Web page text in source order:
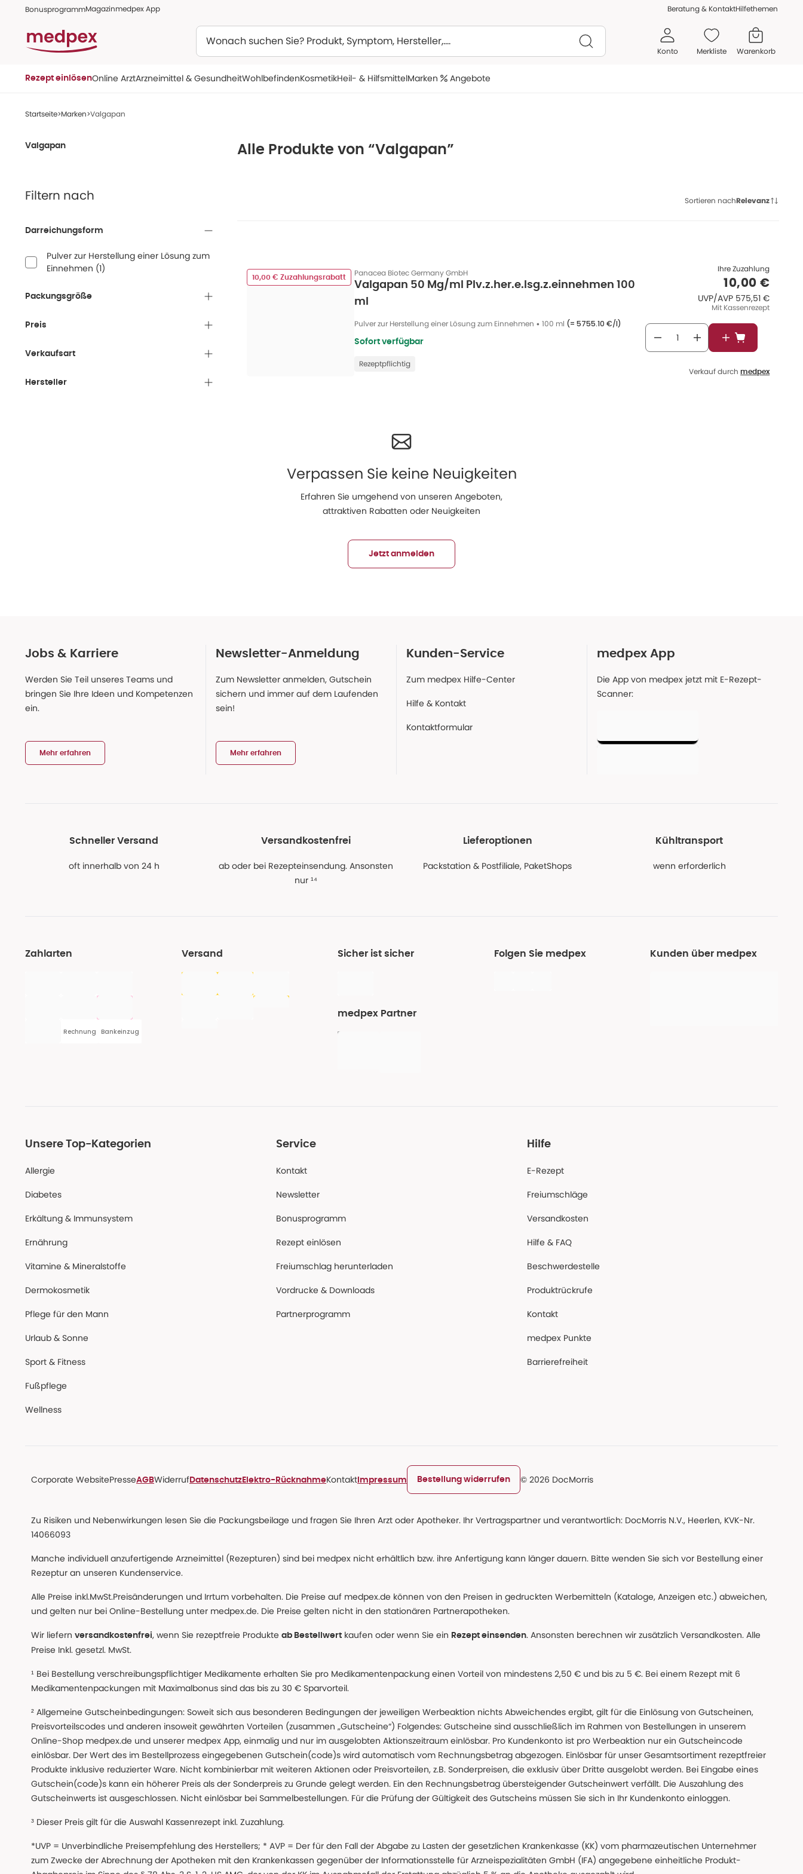
BonusprogrammMagazinmedpex App Beratung & KontaktHilfethemen
Konto Merkliste Warenkorb
Rezept einlösenOnline ArztArzneimittel & GesundheitWohlbefindenKosmetikHeil- & HilfsmittelMarken Angebote
Startseite Marken Valgapan
Alle Produkte von “Valgapan”
Valgapan
Filtern nach
Darreichungsform
Pulver zur Herstellung einer Lösung zum
Einnehmen (1)
Packungsgröße
Preis
Verkaufsart
Hersteller
Sortieren nachRelevanz
10,00 € Zuzahlungsrabatt Panacea Biotec Germany GmbH
Valgapan 50 Mg/ml Plv.z.her.e.lsg.z.einnehmen 100
ml
Pulver zur Herstellung einer Lösung zum Einnehmen • 100 ml (= 5755.10 €/l)
Sofort verfügbar
Rezeptpflichtig
Ihre Zuzahlung
10,00 €
UVP/AVP UVP/AVP
575,51 €
Mit Kassenrezept
In den
Verkauf durch medpex
Verpassen Sie keine Neuigkeiten
Erfahren Sie umgehend von unseren Angeboten,
attraktiven Rabatten oder Neuigkeiten
Jetzt anmelden
Jobs & Karriere
Werden Sie Teil unseres Teams und
bringen Sie Ihre Ideen und Kompetenzen
ein.
Mehr erfahren
Newsletter-Anmeldung
Zum Newsletter anmelden, Gutschein
sichern und immer auf dem Laufenden
sein!
Mehr erfahren
Kunden-Service
Zum medpex Hilfe-Center
Hilfe & Kontakt
Kontaktformular
medpex App
Die App von medpex jetzt mit E-Rezept-
Scanner:
Schneller Versand
oft innerhalb von 24 h
Versandkostenfrei
ab oder bei Rezepteinsendung. Ansonsten
nur ¹⁴
Lieferoptionen
Packstation & Postfiliale, PaketShops
Kühltransport
wenn erforderlich
Zahlarten
Rechnung Bankeinzug
Versand Sicher ist sicher
medpex Partner
Folgen Sie medpex Kunden über medpex
Unsere Top-Kategorien
Allergie
Diabetes
Erkältung & Immunsystem
Ernährung
Vitamine & Mineralstoffe
Dermokosmetik
Pflege für den Mann
Urlaub & Sonne
Sport & Fitness
Fußpflege
Wellness
Service
Kontakt
Newsletter
Bonusprogramm
Rezept einlösen
Freiumschlag herunterladen
Vordrucke & Downloads
Partnerprogramm
Hilfe
E-Rezept
Freiumschläge
Versandkosten
Hilfe & FAQ
Beschwerdestelle
Produktrückrufe
Kontakt
medpex Punkte
Barrierefreiheit
Corporate WebsitePresseAGBWiderruf Datenschutz Elektro-RücknahmeKontakt Impressum Bestellung widerrufen © 2026 DocMorris
Zu Risiken und Nebenwirkungen lesen Sie die Packungsbeilage und fragen Sie Ihren Arzt oder Apotheker. Ihr Vertragspartner und verantwortlich: DocMorris N.V., Heerlen, KVK-Nr.
14066093
Manche individuell anzufertigende Arzneimittel (Rezepturen) sind bei medpex nicht erhältlich bzw. ihre Anfertigung kann länger dauern. Bitte wenden Sie sich vor Bestellung einer
Rezeptur an unseren Kundenservice.
Alle Preise inkl.MwSt.Preisänderungen und Irrtum vorbehalten. Die Preise auf medpex.de können von den Preisen in gedruckten Werbemitteln (Kataloge, Anzeigen etc.) abweichen,
und gelten nur bei Online-Bestellung unter medpex.de. Die Preise gelten nicht in den stationären Partnerapotheken.
Wir liefern versandkostenfrei, wenn Sie rezeptfreie Produkte ab Bestellwert kaufen oder wenn Sie ein Rezept einsenden. Ansonsten berechnen wir zusätzlich Versandkosten. Alle
Preise Inkl. gesetzl. MwSt.
¹ Bei Bestellung verschreibungspflichtiger Medikamente erhalten Sie pro Medikamentenpackung einen Vorteil von mindestens 2,50 € und bis zu 5 €. Bei einem Rezept mit 6
Medikamentenpackungen mit Maximalbonus sind das bis zu 30 € Sparvorteil.
² Allgemeine Gutscheinbedingungen: Soweit sich aus besonderen Bedingungen der jeweiligen Werbeaktion nichts Abweichendes ergibt, gilt für die Einlösung von Gutscheinen,
Preisvorteilscodes und anderen insoweit gewährten Vorteilen (zusammen „Gutscheine“) Folgendes: Gutscheine sind ausschließlich im Rahmen von Bestellungen in unserem
Online-Shop medpex.de und unserer medpex App, einmalig und nur im ausgelobten Aktionszeitraum einlösbar. Pro Kundenkonto ist pro Werbeaktion nur ein Gutscheincode
einlösbar. Der Wert des im Bestellprozess eingegebenen Gutschein(code)s wird automatisch vom Rechnungsbetrag abgezogen. Einlösbar für unser Gesamtsortiment rezeptfreier
Produkte inklusive reduzierter Ware. Nicht kombinierbar mit weiteren Aktionen oder Preisvorteilen, z.B. Sonderpreisen, die exklusiv über Dritte ausgelobt werden. Bei Eingabe eines
Gutschein(code)s kann ein höherer Preis als der Sonderpreis zu Grunde gelegt werden. Ein den Rechnungsbetrag übersteigender Gutscheinwert verfällt. Die Auszahlung des
Gutscheinwerts ist ausgeschlossen. Nicht einlösbar bei Sammelbestellungen. Für die Prüfung der Gültigkeit des Gutscheins müssen Sie sich in Ihr Kundenkonto einloggen.
³ Dieser Preis gilt für die Auswahl Kassenrezept inkl. Zuzahlung.
*UVP = Unverbindliche Preisempfehlung des Herstellers; * AVP = Der für den Fall der Abgabe zu Lasten der gesetzlichen Krankenkasse (KK) vom pharmazeutischen Unternehmer
zum Zwecke der Abrechnung der Apotheken mit den Krankenkassen gegenüber der Informationsstelle für Arzneispezialitäten GmbH (IFA) angegebene einheitliche Produkt-